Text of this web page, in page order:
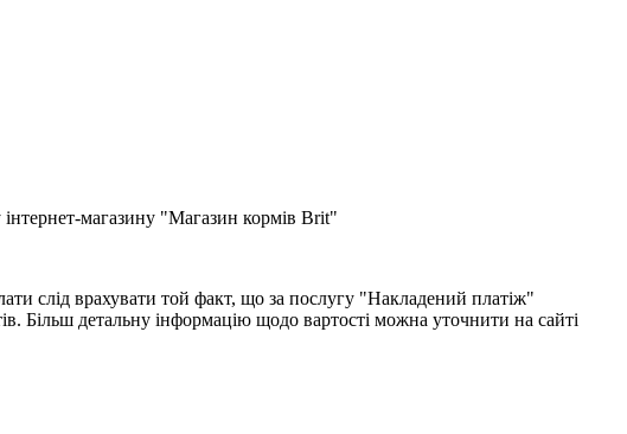
магазину "Магазин кормів Brit"
слід врахувати той факт, що за послугу "Накладений платіж"
Більш детальну інформацію щодо вартості можна уточнити на сайті